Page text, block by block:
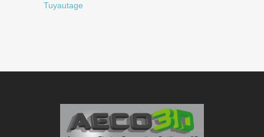
Tuyautage